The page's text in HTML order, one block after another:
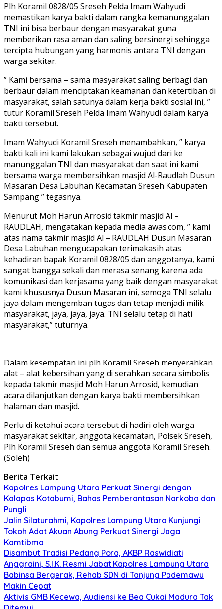
Plh Koramil 0828/05 Sreseh Pelda Imam Wahyudi
memastikan karya bakti dalam rangka kemanunggalan
TNI ini bisa berbaur dengan masyarakat guna
memberikan rasa aman dan saling bersinergi sehingga
tercipta hubungan yang harmonis antara TNI dengan
warga sekitar.
” Kami bersama – sama masyarakat saling berbagi dan
berbaur dalam menciptakan keamanan dan ketertiban di
masyarakat, salah satunya dalam kerja bakti sosial ini, ”
tutur Koramil Sreseh Pelda Imam Wahyudi dalam karya
bakti tersebut.
Imam Wahyudi Koramil Sreseh menambahkan, ” karya
bakti kali ini kami lakukan sebagai wujud dari ke
manunggalan TNI dan masyarakat dan saat ini kami
bersama warga membersihkan masjid Al-Raudlah Dusun
Masaran Desa Labuhan Kecamatan Sreseh Kabupaten
Sampang ” tegasnya.
Menurut Moh Harun Arrosid takmir masjid Al –
RAUDLAH, mengatakan kepada media awas.com, ” kami
atas nama takmir masjid Al – RAUDLAH Dusun Masaran
Desa Labuhan mengucapakan terimakasih atas
kehadiran bapak Koramil 0828/05 dan anggotanya, kami
sangat bangga sekali dan merasa senang karena ada
komunikasi dan kerjasama yang baik dengan masyarakat
kami khususnya Dusun Masaran ini, semoga TNI selalu
jaya dalam mengemban tugas dan tetap menjadi milik
masyarakat, jaya, jaya, jaya. TNI selalu tetap di hati
masyarakat,” tuturnya.
Dalam kesempatan ini plh Koramil Sreseh menyerahkan
alat – alat kebersihan yang di serahkan secara simbolis
kepada takmir masjid Moh Harun Arrosid, kemudian
acara dilanjutkan dengan karya bakti membersihkan
halaman dan masjid.
Perlu di ketahui acara tersebut di hadiri oleh warga
masyarakat sekitar, anggota kecamatan, Polsek Sreseh,
Plh Koramil Sreseh dan semua anggota Koramil Sreseh.
(Soleh)
Berita Terkait
Kapolres Lampung Utara Perkuat Sinergi dengan
Kalapas Kotabumi, Bahas Pemberantasan Narkoba dan
Pungli
Jalin Silaturahmi, Kapolres Lampung Utara Kunjungi
Tokoh Adat Akuan Abung Perkuat Sinergi Jaga
Kamtibma
Disambut Tradisi Pedang Pora, AKBP Raswidiati
Anggraini, S.I.K. Resmi Jabat Kapolres Lampung Utara
Babinsa Bergerak, Rehab SDN di Tanjung Pademawu
Makin Cepat
Aktivis GMB Kecewa, Audiensi ke Bea Cukai Madura Tak